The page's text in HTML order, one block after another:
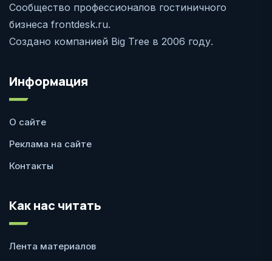
Сообщество профессионалов гостиничного
бизнеса frontdesk.ru.
Создано компанией Big Tree в 2006 году.
Информация
О сайте
Реклама на сайте
Контакты
Как нас читать
Лента материалов